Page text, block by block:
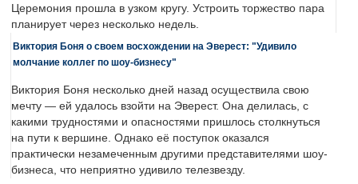
Церемония прошла в узком кругу. Устроить торжество пара
планирует через несколько недель.
Виктория Боня о своем восхождении на Эверест: "Удивило
молчание коллег по шоу-бизнесу"
Виктория Боня несколько дней назад осуществила свою
мечту — ей удалось взойти на Эверест. Она делилась, с
какими трудностями и опасностями пришлось столкнуться
на пути к вершине. Однако её поступок оказался
практически незамеченным другими представителями шоу-
бизнеса, что неприятно удивило телезвезду.